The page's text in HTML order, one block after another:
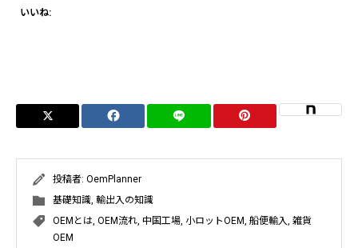
いいね:
投稿者: OemPlanner
基礎知識, 輸出入の知識
OEMとは, OEM流れ, 中国工場, 小ロットOEM, 船便輸入, 雑貨
OEM